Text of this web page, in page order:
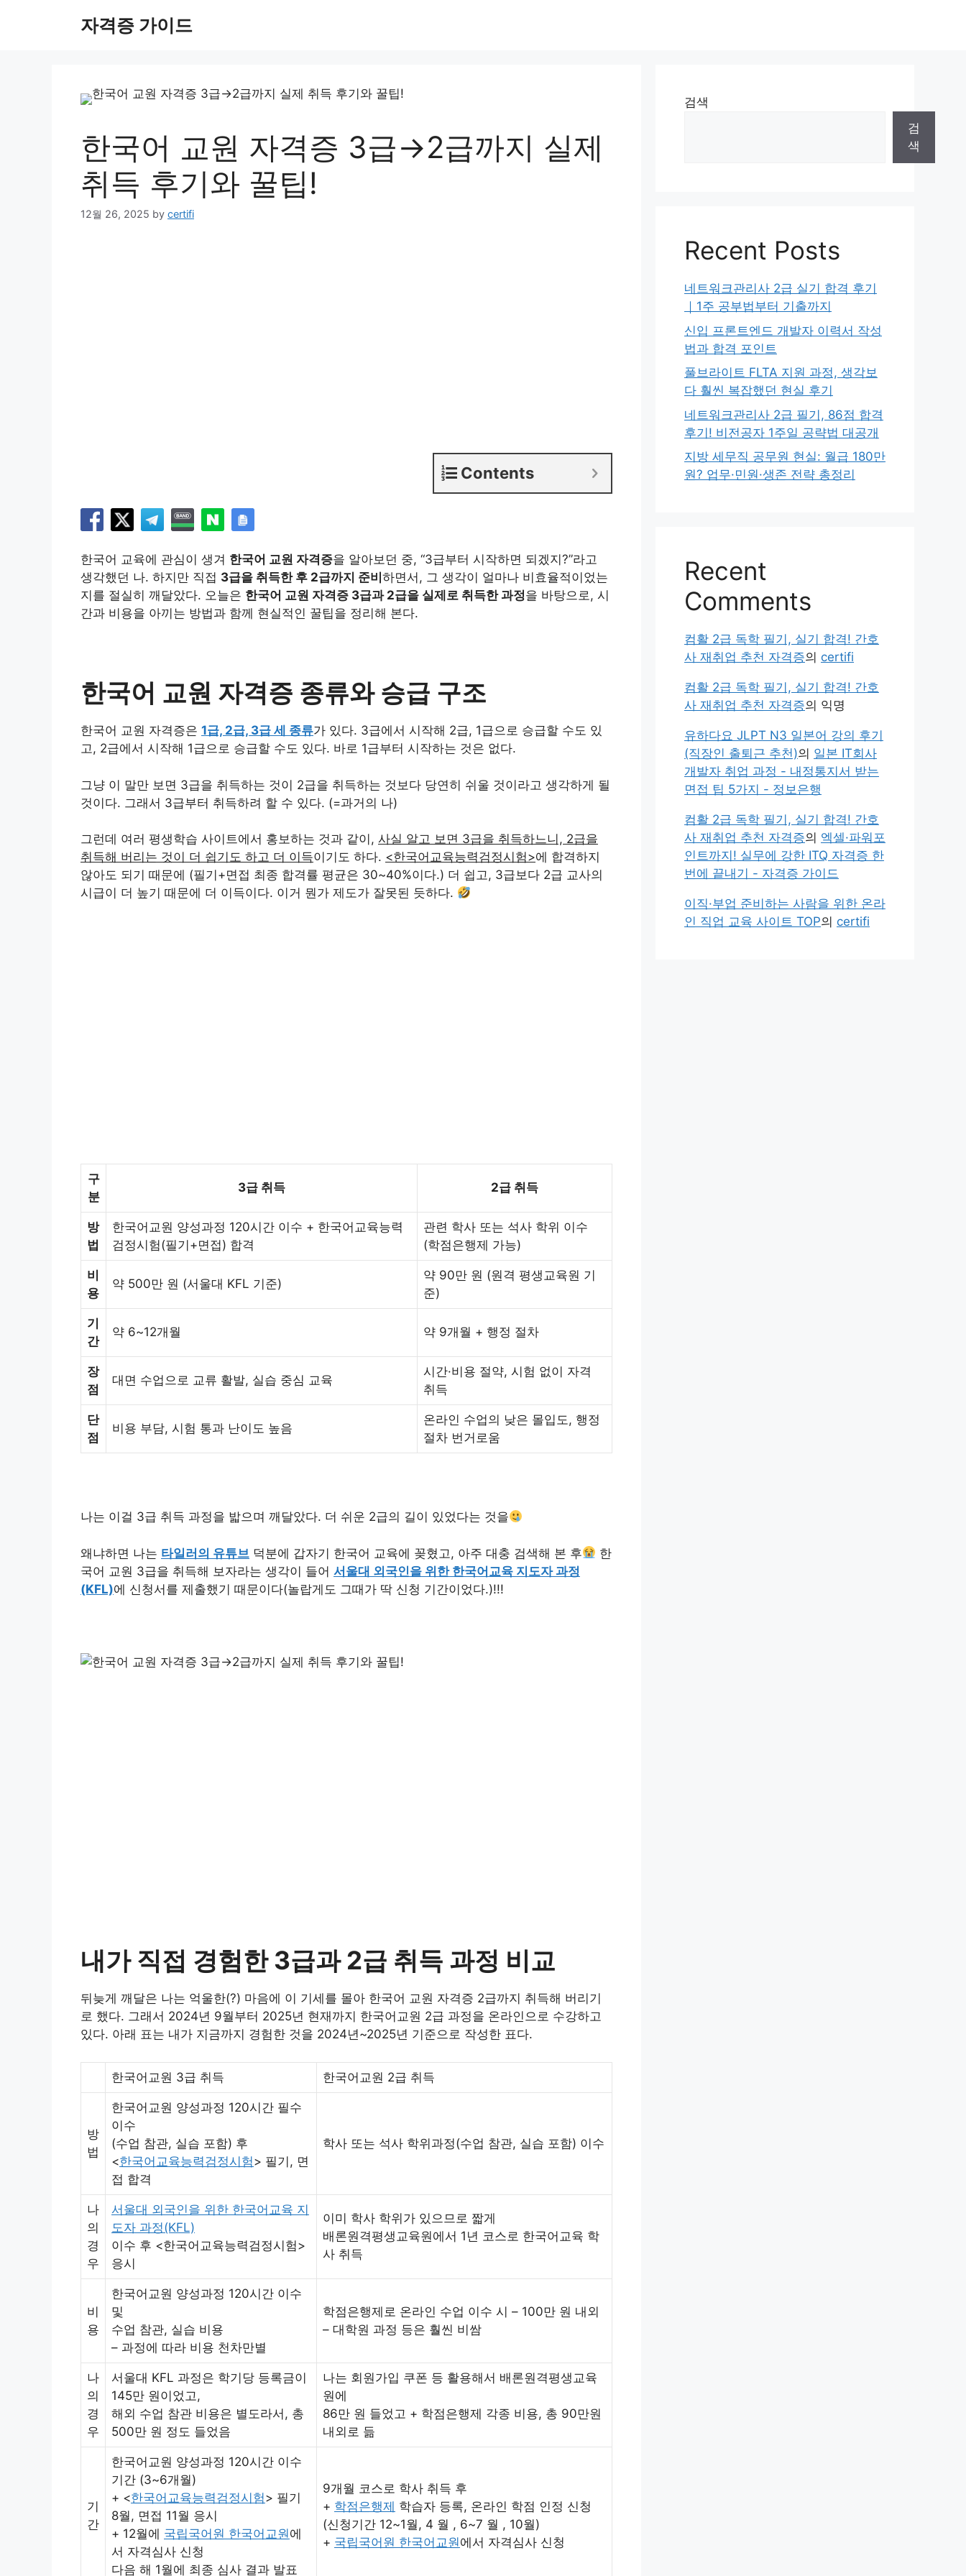
자격증 가이드
한국어 교원 자격증 3급→2급까지 실제
취득 후기와 꿀팁!
12월 26, 2025 by certifi
Contents
한국어 교육에 관심이 생겨 한국어 교원 자격증을 알아보던 중, “3급부터 시작하면 되겠지?”라고
생각했던 나. 하지만 직접 3급을 취득한 후 2급까지 준비 하면서, 그 생각이 얼마나 비효율적이었는
지를 절실히 깨달았다. 오늘은 한국어 교원 자격증 3급과 2급을 실제로 취득한 과정을 바탕으로, 시
간과 비용을 아끼는 방법과 함께 현실적인 꿀팁을 정리해 본다.
한국어 교원 자격증 종류와 승급 구조
한국어 교원 자격증은 1급, 2급, 3급 세 종류가 있다. 3급에서 시작해 2급, 1급으로 승급할 수도 있
고, 2급에서 시작해 1급으로 승급할 수도 있다. 바로 1급부터 시작하는 것은 없다.
그냥 이 말만 보면 3급을 취득하는 것이 2급을 취득하는 것보다 당연히 쉬울 것이라고 생각하게 될
것이다. 그래서 3급부터 취득하려 할 수 있다. (=과거의 나)
그런데 여러 평생학습 사이트에서 홍보하는 것과 같이, 사실 알고 보면 3급을 취득하느니, 2급을
취득해 버리는 것이 더 쉽기도 하고 더 이득이기도 하다. <한국어교육능력검정시험>에 합격하지
않아도 되기 때문에 (필기+면접 최종 합격률 평균은 30~40%이다.) 더 쉽고, 3급보다 2급 교사의
시급이 더 높기 때문에 더 이득이다. 이거 뭔가 제도가 잘못된 듯하다.
구
분
3급 취득 2급 취득
방
법
한국어교원 양성과정 120시간 이수 + 한국어교육능력
검정시험(필기+면접) 합격
관련 학사 또는 석사 학위 이수
(학점은행제 가능)
비
용
약 500만 원 (서울대 KFL 기준)
약 90만 원 (원격 평생교육원 기
준)
기
간
약 6~12개월 약 9개월 + 행정 절차
장
점
대면 수업으로 교류 활발, 실습 중심 교육
시간·비용 절약, 시험 없이 자격
취득
단
점
비용 부담, 시험 통과 난이도 높음
온라인 수업의 낮은 몰입도, 행정
절차 번거로움
나는 이걸 3급 취득 과정을 밟으며 깨달았다. 더 쉬운 2급의 길이 있었다는 것을
왜냐하면 나는 타일러의 유튜브 덕분에 갑자기 한국어 교육에 꽂혔고, 아주 대충 검색해 본 후
한
국어 교원 3급을 취득해 보자라는 생각이 들어 서울대 외국인을 위한 한국어교육 지도자 과정
(KFL)에 신청서를 제출했기 때문이다(놀랍게도 그때가 딱 신청 기간이었다.)!!!
내가 직접 경험한 3급과 2급 취득 과정 비교
뒤늦게 깨달은 나는 억울한(?) 마음에 이 기세를 몰아 한국어 교원 자격증 2급까지 취득해 버리기
로 했다. 그래서 2024년 9월부터 2025년 현재까지 한국어교원 2급 과정을 온라인으로 수강하고
있다. 아래 표는 내가 지금까지 경험한 것을 2024년~2025년 기준으로 작성한 표다.
한국어교원 3급 취득 한국어교원 2급 취득
방
법
한국어교원 양성과정 120시간 필수
이수
(수업 참관, 실습 포함) 후
<한국어교육능력검정시험> 필기, 면
접 합격
학사 또는 석사 학위과정(수업 참관, 실습 포함) 이수
나
의
경
우
서울대 외국인을 위한 한국어교육 지
도자 과정(KFL)
이수 후 <한국어교육능력검정시험>
응시
이미 학사 학위가 있으므로 짧게
배론원격평생교육원에서 1년 코스로 한국어교육 학
사 취득
비
용
한국어교원 양성과정 120시간 이수
및
수업 참관, 실습 비용
– 과정에 따라 비용 천차만별
학점은행제로 온라인 수업 이수 시 – 100만 원 내외
– 대학원 과정 등은 훨씬 비쌈
나
의
경
우
서울대 KFL 과정은 학기당 등록금이
145만 원이었고,
해외 수업 참관 비용은 별도라서, 총
500만 원 정도 들었음
나는 회원가입 쿠폰 등 활용해서 배론원격평생교육
원에
86만 원 들었고 + 학점은행제 각종 비용, 총 90만원
내외로 듦
기
간
한국어교원 양성과정 120시간 이수
기간 (3~6개월)
+ <한국어교육능력검정시험> 필기
8월, 면접 11월 응시
+ 12월에 국립국어원 한국어교원에
서 자격심사 신청
다음 해 1월에 최종 심사 결과 발표
9개월 코스로 학사 취득 후
+ 학점은행제 학습자 등록, 온라인 학점 인정 신청
(신청기간 12~1월, 4 월 , 6~7 월 , 10월)
+ 국립국어원 한국어교원에서 자격심사 신청
검색
검
색
Recent Posts
네트워크관리사 2급 실기 합격 후기
｜1주 공부법부터 기출까지
신입 프론트엔드 개발자 이력서 작성
법과 합격 포인트
풀브라이트 FLTA 지원 과정, 생각보
다 훨씬 복잡했던 현실 후기
네트워크관리사 2급 필기, 86점 합격
후기! 비전공자 1주일 공략법 대공개
지방 세무직 공무원 현실: 월급 180만
원? 업무·민원·생존 전략 총정리
Recent
Comments
컴활 2급 독학 필기, 실기 합격! 간호
사 재취업 추천 자격증의 certifi
컴활 2급 독학 필기, 실기 합격! 간호
사 재취업 추천 자격증의 익명
유하다요 JLPT N3 일본어 강의 후기
(직장인 출퇴근 추천)의 일본 IT회사
개발자 취업 과정 - 내정통지서 받는
면접 팁 5가지 - 정보은행
컴활 2급 독학 필기, 실기 합격! 간호
사 재취업 추천 자격증의 엑셀·파워포
인트까지! 실무에 강한 ITQ 자격증 한
번에 끝내기 - 자격증 가이드
이직·부업 준비하는 사람을 위한 온라
인 직업 교육 사이트 TOP의 certifi